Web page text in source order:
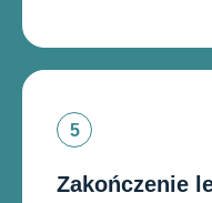
Zakończenie